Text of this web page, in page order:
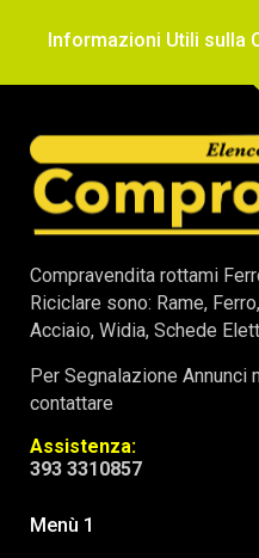
Informazioni Utili sulla
Compravendita rottami
Riciclare sono: Rame,
Acciaio, Widia, Schede
Per Segnalazione
contattare
Assistenza:
393 3310857
Menù 1